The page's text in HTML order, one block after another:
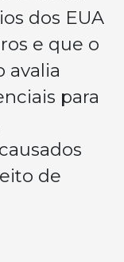
dos EUA
e que o
avalia
para
de